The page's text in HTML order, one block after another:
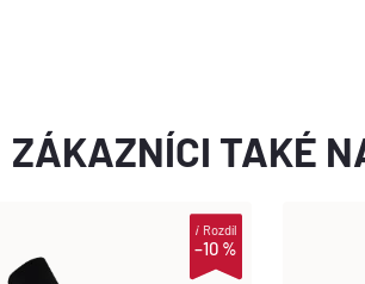
ZÁKAZNÍCI TAKÉ
–10 %
iRozdíl